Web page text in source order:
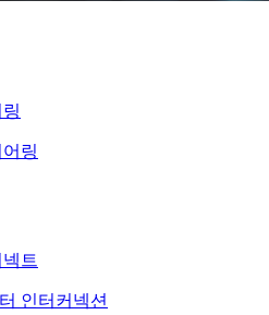
링
트
인터커넥션